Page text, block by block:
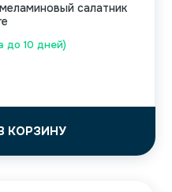
до 10 дней)
салатник
КОРЗИНУ